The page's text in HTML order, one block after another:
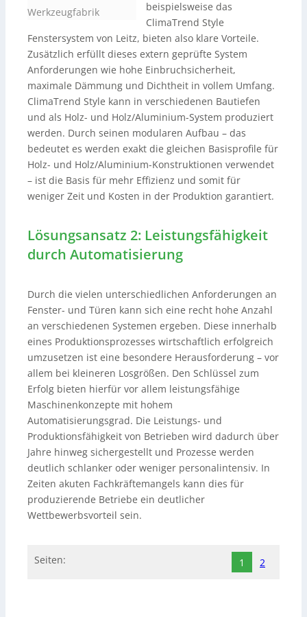
Werkzeugfabrik
beispielsweise das
ClimaTrend Style
Fenstersystem von Leitz, bieten also klare Vorteile.
Zusätzlich erfüllt dieses extern geprüfte System
Anforderungen wie hohe Einbruchsicherheit,
maximale Dämmung und Dichtheit in vollem Umfang.
ClimaTrend Style kann in verschiedenen Bautiefen
und als Holz- und Holz/Aluminium-System produziert
werden. Durch seinen modularen Aufbau – das
bedeutet es werden exakt die gleichen Basisprofile für
Holz- und Holz/Aluminium-Konstruktionen verwendet
– ist die Basis für mehr Effizienz und somit für
weniger Zeit und Kosten in der Produktion garantiert.
Lösungsansatz 2: Leistungsfähigkeit
durch Automatisierung
Durch die vielen unterschiedlichen Anforderungen an
Fenster- und Türen kann sich eine recht hohe Anzahl
an verschiedenen Systemen ergeben. Diese innerhalb
eines Produktionsprozesses wirtschaftlich erfolgreich
umzusetzen ist eine besondere Herausforderung – vor
allem bei kleineren Losgrößen. Den Schlüssel zum
Erfolg bieten hierfür vor allem leistungsfähige
Maschinenkonzepte mit hohem
Automatisierungsgrad. Die Leistungs- und
Produktionsfähigkeit von Betrieben wird dadurch über
Jahre hinweg sichergestellt und Prozesse werden
deutlich schlanker oder weniger personalintensiv. In
Zeiten akuten Fachkräftemangels kann dies für
produzierende Betriebe ein deutlicher
Wettbewerbsvorteil sein.
Seiten: 1 2